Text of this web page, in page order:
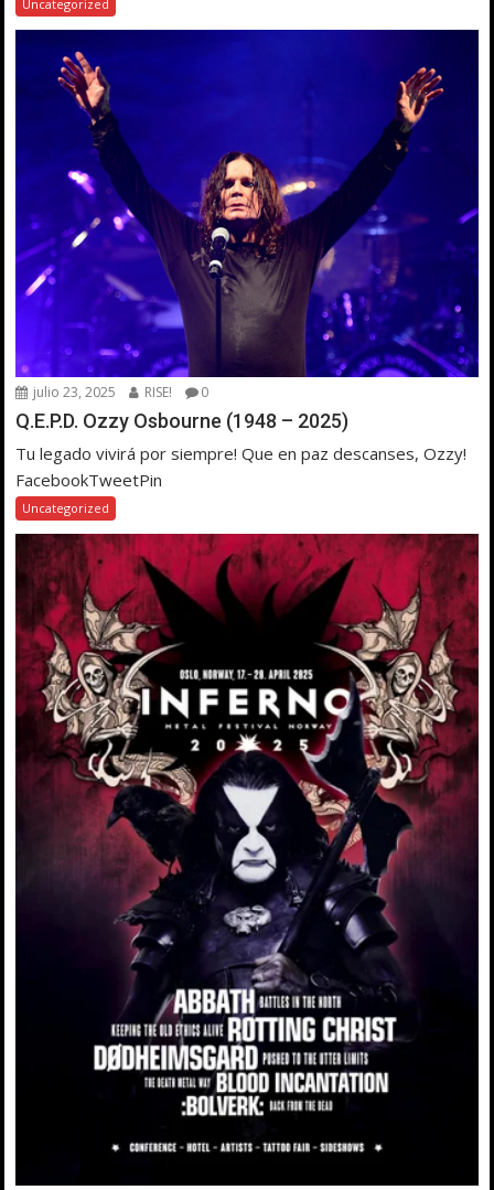
Uncategorized
julio 23, 2025 RISE! 0
Q.E.P.D. Ozzy Osbourne (1948 – 2025)
Tu legado vivirá por siempre! Que en paz descanses, Ozzy!
FacebookTweetPin
Uncategorized